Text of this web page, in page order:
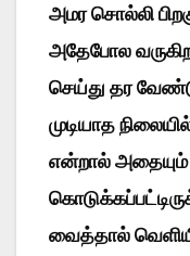
அமர சொல்லி
அதேபோல
செய்து தர
முடியாத
என்றால் அதையும்
வைத்தால்